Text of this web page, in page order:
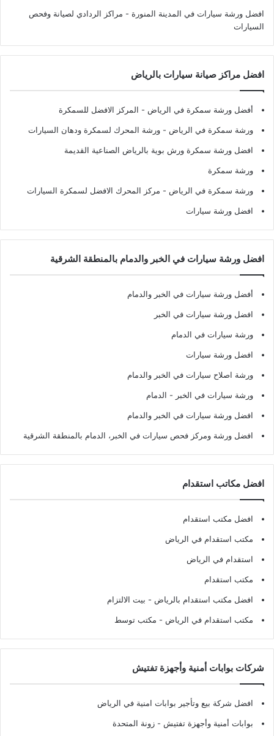
افضل ورشة سيارات في المدينة المنورة - مراكز الردادي لصيانة وفحص
السيارات
افضل مراكز صيانة سيارات بالرياض
أفضل ورشة سمكرة في الرياض - المركز الافضل للسمكرة
ورشة سمكرة في الرياض - ورشة المحرك لسمكرة ودهان السيارات
افضل ورشة سمكرة ورش بوية بالرياض الصناعية القديمة
ورشة سمكرة
ورشة سمكرة في الرياض - مركز المحرك الافضل لسمكرة السيارات
افضل ورشة سيارات
افضل ورشة سيارات في الخبر والدمام بالمنطقة الشرقية
أفضل ورشة سيارات في الخبر والدمام
افضل ورشة سيارات في الخبر
ورشة سيارات في الدمام
افضل ورشة سيارات
ورشة اصلاح سيارات في الخبر والدمام
ورشة سيارات في الخبر - الدمام
افضل ورشة سيارات في الخبر والدمام
افضل ورشة ومركز فحص سيارات في الخبر، الدمام بالمنطقة الشرقية
افضل مكاتب استقدام
افضل مكتب استقدام
مكتب استقدام في الرياض
استقدام في الرياض
مكتب استقدام
افضل مكتب استقدام بالرياض - بيت الالتزام
مكتب استقدام في الرياض - مكتب توسط
شركات بوابات أمنية وأجهزة تفتيش
افضل شركة بيع وتأجير بوابات امنية في الرياض
بوابات أمنية وأجهزة تفتيش - زونة المتحدة